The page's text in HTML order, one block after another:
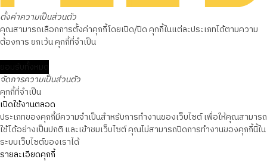
ตั้งค่าความเป็นส่วนตัว
คุณสามารถเลือกการตั้งค่าคุกกี้โดยเปิด/ปิด คุกกี้ในแต่ละประเภทได้ตามความ
ต้องการ ยกเว้น คุกกี้ที่จำเป็น
จัดการความเป็นส่วนตัว
คุกกี้ที่จำเป็น
เปิดใช้งานตลอด
ประเภทของคุกกี้มีความจำเป็นสำหรับการทำงานของเว็บไซต์ เพื่อให้คุณสามารถ
ใช้ได้อย่างเป็นปกติ และเข้าชมเว็บไซต์ คุณไม่สามารถปิดการทำงานของคุกกี้นี้ใน
ระบบเว็บไซต์ของเราได้
รายละเอียดคุกกี้